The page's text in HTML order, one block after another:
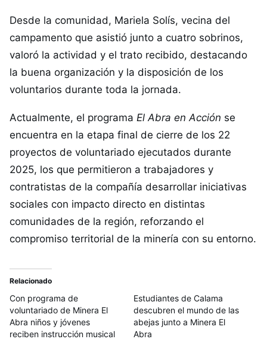
Desde la comunidad, Mariela Solís, vecina del
campamento que asistió junto a cuatro sobrinos,
valoró la actividad y el trato recibido, destacando
la buena organización y la disposición de los
voluntarios durante toda la jornada.
Actualmente, el programa El Abra en Acción se
encuentra en la etapa final de cierre de los 22
proyectos de voluntariado ejecutados durante
2025, los que permitieron a trabajadores y
contratistas de la compañía desarrollar iniciativas
sociales con impacto directo en distintas
comunidades de la región, reforzando el
compromiso territorial de la minería con su entorno.
Relacionado
Con programa de
voluntariado de Minera El
Abra niños y jóvenes
reciben instrucción musical
Estudiantes de Calama
descubren el mundo de las
abejas junto a Minera El
Abra